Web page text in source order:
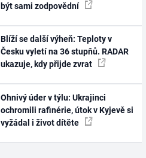
být sami zodpovědní
Blíží se další výheň: Teploty v
Česku vyletí na 36 stupňů. RADAR
ukazuje, kdy přijde zvrat
Ohnivý úder v týlu: Ukrajinci
ochromili rafinérie, útok v Kyjevě si
vyžádal i život dítěte